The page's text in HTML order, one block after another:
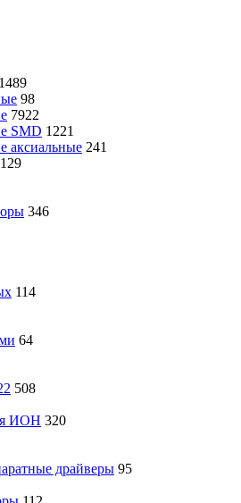
1489
98
7922
SMD 1221
аксиальные 241
129
346
114
64
508
ИОН 320
драйверы 95